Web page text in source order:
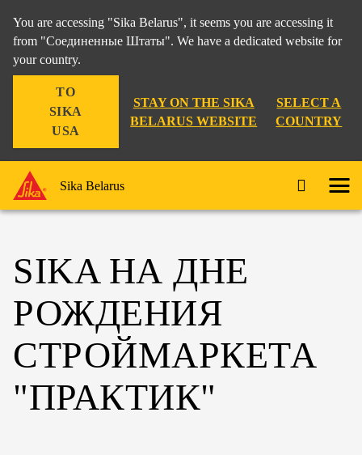
You are accessing "Sika Belarus", it seems you are accessing it
from "Соединенные Штаты". We have a dedicated website for
your country.
TO
SIKA
USA
STAY ON THE SIKA
BELARUS WEBSITE
SELECT A
COUNTRY
Sika Belarus
SIKA НА ДНЕ
РОЖДЕНИЯ
СТРОЙМАРКЕТА
"ПРАКТИК"